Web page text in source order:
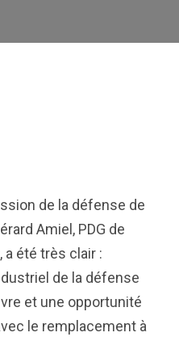
de la défense de
Amiel, PDG de
a été très clair :
de la défense
et une opportunité
le remplacement à